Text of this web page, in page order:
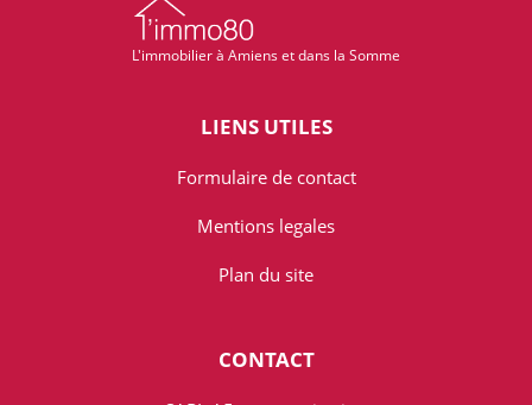
L'immobilier à Amiens et dans la Somme
LIENS UTILES
Formulaire de contact
Mentions legales
Plan du site
CONTACT